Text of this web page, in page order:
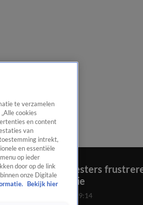
Burgemeesters
democratie
16 juli 2025, 19:14
te verzamelen
cookies
en content
van
intrekt,
en essentiële
op ieder
door op de link
onze Digitale
Bekijk hier